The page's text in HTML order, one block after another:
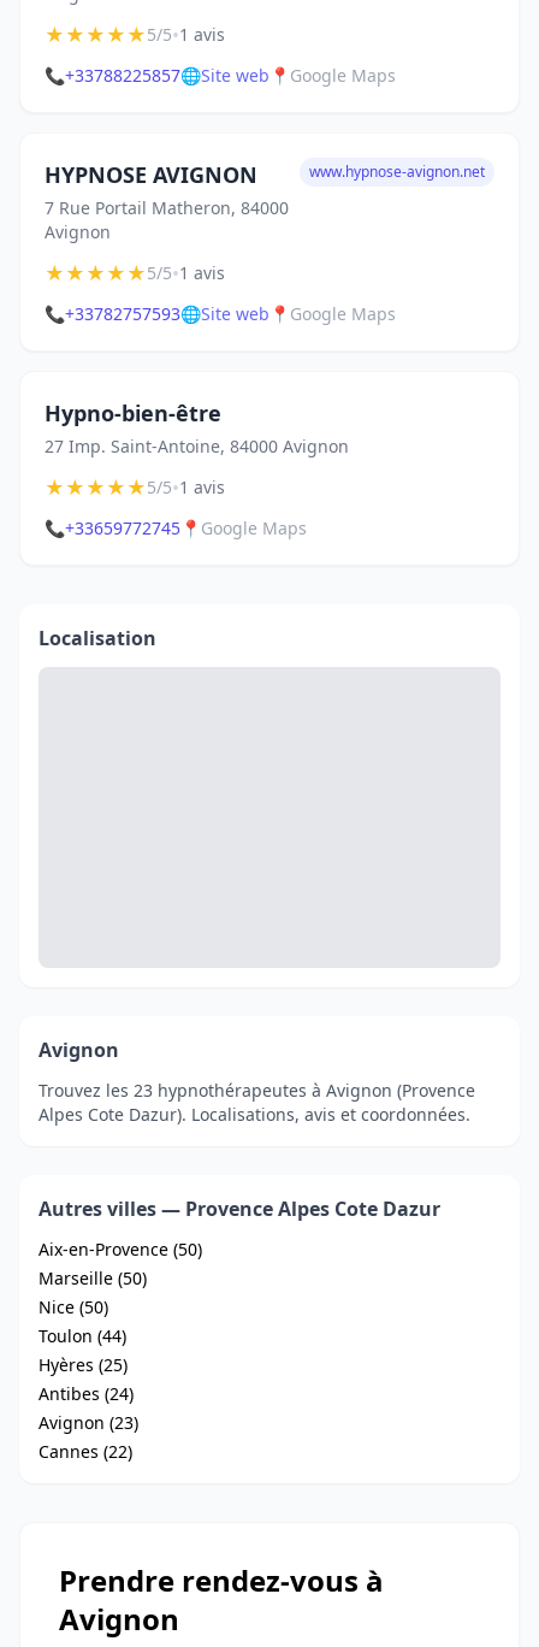
★★★★★5/5•1 avis
📞+33788225857🌐Site web 📍 Google Maps
HYPNOSE AVIGNON
7 Rue Portail Matheron, 84000
Avignon
www.hypnose-avignon.net
★★★★★5/5•1 avis
📞+33782757593🌐Site web 📍 Google Maps
Hypno-bien-être
27 Imp. Saint-Antoine, 84000 Avignon
★★★★★5/5•1 avis
📞+33659772745 📍 Google Maps
Localisation
Avignon
Trouvez les 23 hypnothérapeutes à Avignon (Provence
Alpes Cote Dazur). Localisations, avis et coordonnées.
Autres villes — Provence Alpes Cote Dazur
Aix-en-Provence (50)
Marseille (50)
Nice (50)
Toulon (44)
Hyères (25)
Antibes (24)
Avignon (23)
Cannes (22)
Prendre rendez-vous à
Avignon